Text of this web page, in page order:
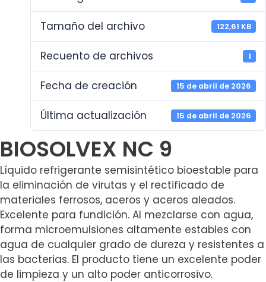
Tamaño del archivo 122,61 KB
Recuento de archivos 1
Fecha de creación 15 de abril de 2026
Última actualización 15 de abril de 2026
BIOSOLVEX NC 9
Líquido refrigerante semisintético bioestable para
la eliminación de virutas y el rectificado de
materiales ferrosos, aceros y aceros aleados.
Excelente para fundición. Al mezclarse con agua,
forma microemulsiones altamente estables con
agua de cualquier grado de dureza y resistentes a
las bacterias. El producto tiene un excelente poder
de limpieza y un alto poder anticorrosivo.